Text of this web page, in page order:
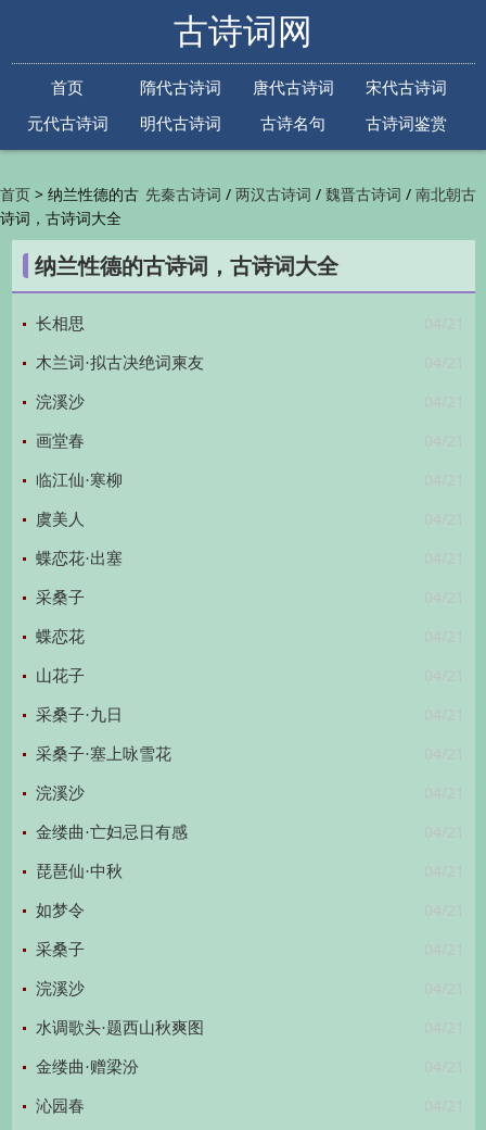
古诗词网
首页 隋代古诗词 唐代古诗词
宋代古诗词
元代古诗词
明代古诗词 古诗名句
古诗词鉴赏
先秦古诗词 /两汉古诗词 /魏晋古诗词 /南北朝古
代古诗词/金朝古诗词/元代古诗词/明代古诗词
/清代古诗词/近现代古诗词/
鉴赏/古诗下一句/古诗上一句/
首页 > 纳兰性德的古
诗词，古诗词大全
纳兰性德的古诗词，古诗词大全
04/21
长相思
04/21
木兰词·拟古决绝词柬友
04/21
浣溪沙
04/21
画堂春
04/21
临江仙·寒柳
04/21
虞美人
04/21
蝶恋花·出塞
04/21
采桑子
04/21
蝶恋花
04/21
山花子
04/21
采桑子·九日
04/21
采桑子·塞上咏雪花
04/21
浣溪沙
04/21
金缕曲·亡妇忌日有感
04/21
琵琶仙·中秋
04/21
如梦令
04/21
采桑子
04/21
浣溪沙
04/21
水调歌头·题西山秋爽图
04/21
金缕曲·赠梁汾
04/21
沁园春